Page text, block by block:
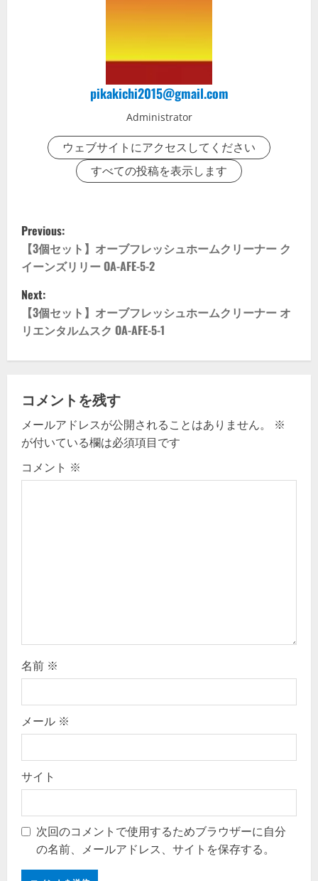
pikakichi2015@gmail.com
Administrator
ウェブサイトにアクセスしてください
すべての投稿を表示します
P
o
s
n
v
i
g
Previous:
【3個セット】オーブフレッシュホームクリーナー ク
イーンズリリー OA-AFE-5-2
Next:
【3個セット】オーブフレッシュホームクリーナー オ
リエンタルムスク OA-AFE-5-1
コメントを残す
メールアドレスが公開されることはありません。
※
が付いている欄は必須項目です
コメント ※
名前 ※
メール ※
サイト
次回のコメントで使用するためブラウザーに自分
の名前、メールアドレス、サイトを保存する。